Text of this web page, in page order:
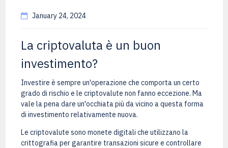
January 24, 2024
La criptovaluta è un buon
investimento?
Investire è sempre un'operazione che comporta un certo
grado di rischio e le criptovalute non fanno eccezione. Ma
vale la pena dare un'occhiata più da vicino a questa forma
di investimento relativamente nuova.
Le criptovalute sono monete digitali che utilizzano la
crittografia per garantire transazioni sicure e controllare